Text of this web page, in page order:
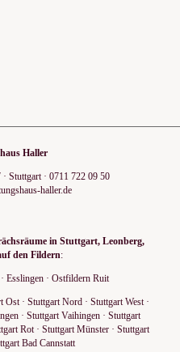
Haller
· Stuttgart· 0711 722 09 50
haller.de
in Stuttgart, Leonberg,
den Fildern:
· Esslingen · Ostfildern Ruit
Ost· Stuttgart Nord· Stuttgart West·
· Stuttgart Vaihingen· Stuttgart
Rot· Stuttgart Münster· Stuttgart
Bad Cannstatt